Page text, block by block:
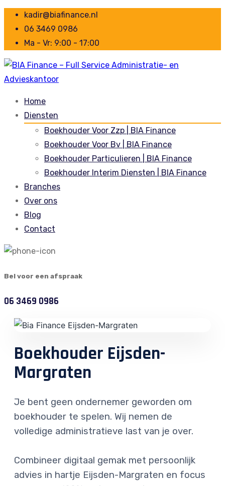
kadir@biafinance.nl
06 3469 0986
Ma - Vr: 9:00 - 17:00
Home
Diensten
Boekhouder Voor Zzp | BIA Finance
Boekhouder Voor Bv | BIA Finance
Boekhouder Particulieren | BIA Finance
Boekhouder Interim Diensten | BIA Finance
Branches
Over ons
Blog
Contact
Bel voor een afspraak
06 3469 0986
Boekhouder Eijsden-
Margraten
Je bent geen ondernemer geworden om
boekhouder te spelen. Wij nemen de
volledige administratieve last van je over.
Combineer digitaal gemak met persoonlijk
advies in hartje Eijsden-Margraten en focus